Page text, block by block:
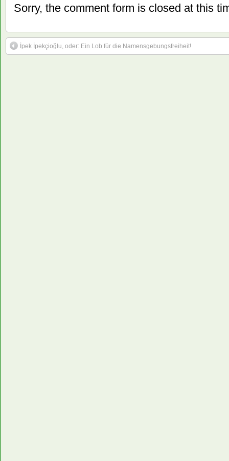
Sorry, the comment form is closed at this
İpek İpekçioğlu, oder: Ein Lob für die Namensgebungsfreiheit!